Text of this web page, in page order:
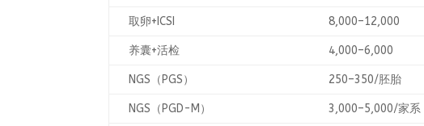
取卵+ICSI 8,000–12,000
养囊+活检 4,000–6,000
NGS（PGS） 250–350/胚胎
NGS（PGD-M） 3,000–5,000/家系